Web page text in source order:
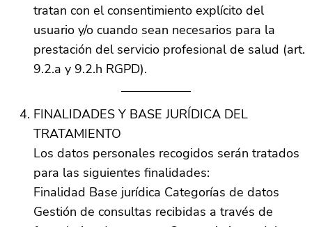
tratan con el consentimiento explícito del
usuario y/o cuando sean necesarios para la
prestación del servicio profesional de salud (art.
9.2.a y 9.2.h RGPD).
FINALIDADES Y BASE JURÍDICA DEL
TRATAMIENTO
Los datos personales recogidos serán tratados
para las siguientes finalidades:
Finalidad Base jurídica Categorías de datos
Gestión de consultas recibidas a través de